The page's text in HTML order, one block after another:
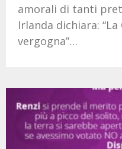
amorali di tanti
Irlanda dichiara:
vergogna”…